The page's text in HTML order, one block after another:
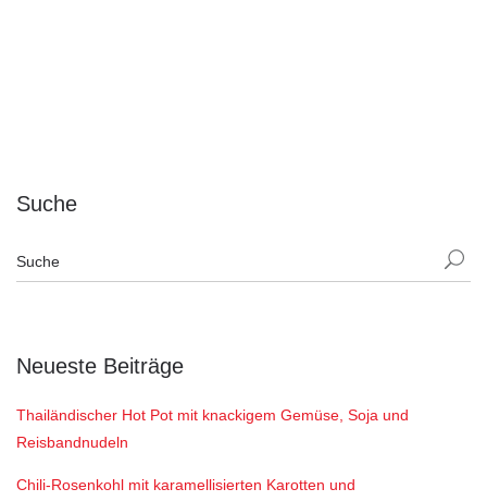
Suche
Neueste Beiträge
Thailändischer Hot Pot mit knackigem Gemüse, Soja und
Reisbandnudeln
Chili-Rosenkohl mit karamellisierten Karotten und